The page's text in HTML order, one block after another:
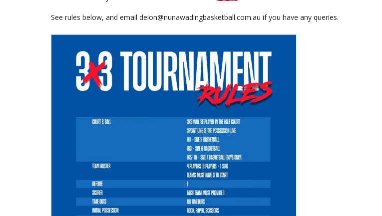
See rules below, and email deion@nunawadingbasketball.com.au if you have any queries.